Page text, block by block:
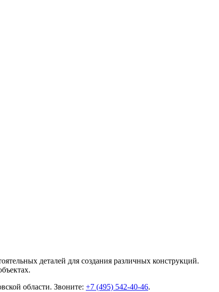
деталей для создания различных конструкций.
области. Звоните: +7 (495) 542-40-46.